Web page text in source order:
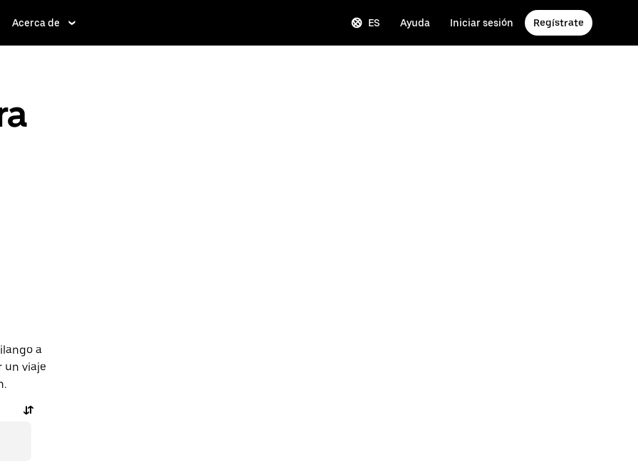
Acerca de ES Ayuda Iniciar sesión Regístrate
a
un viaje